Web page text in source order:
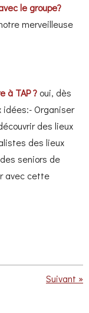
le groupe?
merveilleuse
à TAP ? oui, dès
idées:- Organiser
des lieux
des lieux
seniors de
avec cette
Suivant »